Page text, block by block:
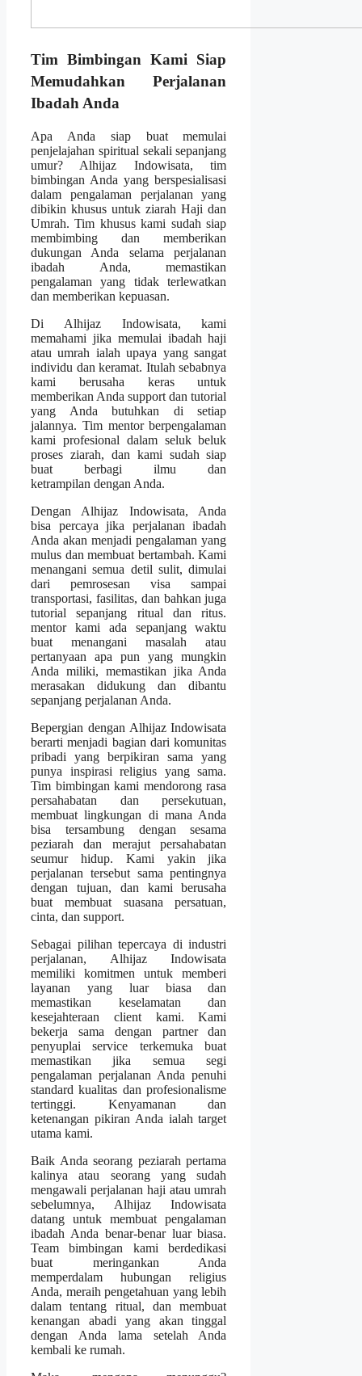
Tim Bimbingan Kami Siap
Memudahkan Perjalanan
Ibadah Anda
Apa Anda siap buat memulai
penjelajahan spiritual sekali sepanjang
umur? Alhijaz Indowisata, tim
bimbingan Anda yang berspesialisasi
dalam pengalaman perjalanan yang
dibikin khusus untuk ziarah Haji dan
Umrah. Tim khusus kami sudah siap
membimbing dan memberikan
dukungan Anda selama perjalanan
ibadah Anda, memastikan
pengalaman yang tidak terlewatkan
dan memberikan kepuasan.
Di Alhijaz Indowisata, kami
memahami jika memulai ibadah haji
atau umrah ialah upaya yang sangat
individu dan keramat. Itulah sebabnya
kami berusaha keras untuk
memberikan Anda support dan tutorial
yang Anda butuhkan di setiap
jalannya. Tim mentor berpengalaman
kami profesional dalam seluk beluk
proses ziarah, dan kami sudah siap
buat berbagi ilmu dan
ketrampilan dengan Anda.
Dengan Alhijaz Indowisata, Anda
bisa percaya jika perjalanan ibadah
Anda akan menjadi pengalaman yang
mulus dan membuat bertambah. Kami
menangani semua detil sulit, dimulai
dari pemrosesan visa sampai
transportasi, fasilitas, dan bahkan juga
tutorial sepanjang ritual dan ritus.
mentor kami ada sepanjang waktu
buat menangani masalah atau
pertanyaan apa pun yang mungkin
Anda miliki, memastikan jika Anda
merasakan didukung dan dibantu
sepanjang perjalanan Anda.
Bepergian dengan Alhijaz Indowisata
berarti menjadi bagian dari komunitas
pribadi yang berpikiran sama yang
punya inspirasi religius yang sama.
Tim bimbingan kami mendorong rasa
persahabatan dan persekutuan,
membuat lingkungan di mana Anda
bisa tersambung dengan sesama
peziarah dan merajut persahabatan
seumur hidup. Kami yakin jika
perjalanan tersebut sama pentingnya
dengan tujuan, dan kami berusaha
buat membuat suasana persatuan,
cinta, dan support.
Sebagai pilihan tepercaya di industri
perjalanan, Alhijaz Indowisata
memiliki komitmen untuk memberi
layanan yang luar biasa dan
memastikan keselamatan dan
kesejahteraan client kami. Kami
bekerja sama dengan partner dan
penyuplai service terkemuka buat
memastikan jika semua segi
pengalaman perjalanan Anda penuhi
standard kualitas dan profesionalisme
tertinggi. Kenyamanan dan
ketenangan pikiran Anda ialah target
utama kami.
Baik Anda seorang peziarah pertama
kalinya atau seorang yang sudah
mengawali perjalanan haji atau umrah
sebelumnya, Alhijaz Indowisata
datang untuk membuat pengalaman
ibadah Anda benar-benar luar biasa.
Team bimbingan kami berdedikasi
buat meringankan Anda
memperdalam hubungan religius
Anda, meraih pengetahuan yang lebih
dalam tentang ritual, dan membuat
kenangan abadi yang akan tinggal
dengan Anda lama setelah Anda
kembali ke rumah.